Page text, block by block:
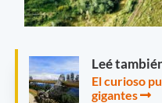
Leé
El curioso
gigantes